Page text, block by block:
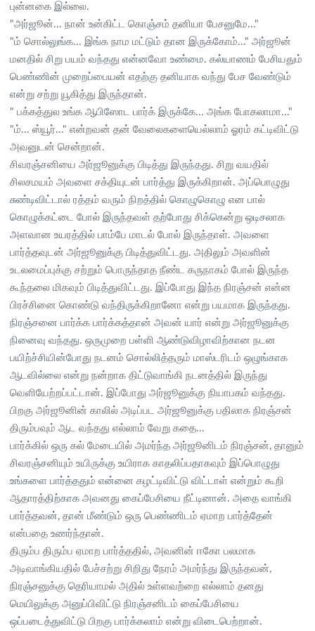
புன்னகை இல்லை.
"அர்ஜூன்... நான் உன்கிட்ட கொஞ்சம் தனியா பேசனுமே..."
"ம் சொல்லுங்க... இங்க நாம மட்டும் தான இருக்கோம்..." அர்ஜூன்
மனதில் சிறு பயம் வந்தது என்னவோ உண்மை. கல்யாணம் பேசியதும்
பெண்ணின் முறைப்பையன் எதற்கு தனியாக வந்து பேச வேண்டும்
என்று சற்று யூகித்து இருந்தான்.
" பக்கத்துல உங்க ஆபிஸோட பார்க் இருக்கே... அங்க போகலாமா..."
"ம்... ஸ்யூர்..." என்றவன் தன் வேலைகளையெல்லாம் ஓரம் கட்டிவிட்டு
அவனுடன் சென்றான்.
சிவரஞ்சனியை அர்ஜூனுக்கு பிடித்து இருந்தது. சிறு வயதில்
சிலசமயம் அவளை சக்தியுடன் பார்த்து இருக்கிறான். அப்பொழுது
சுண்டிவிட்டால் ரத்தம் வரும் நிறத்தில் கொழுகொழு என பால்
கொழுக்கட்டை போல் இருந்தவள் தற்போது சிக்கென்று ஒடிசலாக
அளவான உயரத்தில் பாம்பே மாடல் போல் இருந்தாள். அவளை
பார்த்தவுடன் அர்ஜூனுக்கு பிடித்துவிட்டது. அதிலும் அவளின்
உடலமைப்புக்கு சற்றும் பொருந்தாத நீண்ட கருநாகம் போல் இருந்த
கூந்தலை மிகவும் பிடித்துவிட்டது. இப்போது இந்த நிரஞ்சன் என்ன
பிரச்சினை கொண்டு வந்திருக்கிறானோ என்று பயமாக இருந்தது.
நிரஞ்சனை பார்க்க பார்க்கத்தான் அவன் யார் என்று அர்ஜூனுக்கு
நினைவு வந்தது. ஒருமுறை பள்ளி ஆண்டுவிழாவிற்கான நடன
பயிற்ச்சியின்போது நடனம் சொல்லித்தரும் மாஸ்டரிடம் ஒழுங்காக
ஆடவில்லை என்று நன்றாக திட்டுவாங்கி நடனத்தில் இருந்து
வெளியேற்றப்பட்டான். இப்போது அர்ஜூனுக்கு நியாபகம் வந்தது.
பிறகு அர்ஜூனின் காலில் அடிப்பட அர்ஜூனுக்கு பதிலாக நிரஞ்சன்
திரும்பவும் ஆட வந்தது எல்லாம் வேறு கதை...
பார்க்கில் ஒரு கல் மேடையில் அமர்ந்த அர்ஜூனிடம் நிரஞ்சன், தானும்
சிவரஞ்சனியும் உயிருக்கு உயிராக காதலிப்பதாகவும் இப்பொழுது
உங்களை பார்த்ததும் என்னை கழட்டிவிட்டு விட்டாள் என்றும் கூறி
ஆதாரத்திற்காக அவனது கைப்பேசியை நீட்டினான். அதை வாங்கி
பார்த்தவன், தான் மீண்டும் ஒரு பெண்ணிடம் ஏமாற பார்த்தேன்
என்பதை உணர்ந்தான்.
திரும்ப திரும்ப ஏமாற பார்த்ததில், அவனின் ஈகோ பலமாக
அடிவாங்கியதில் பேச்சற்று சிறிது நேரம் அமர்ந்து இருந்தவன்,
நிரஞ்சனுக்கு தெரியாமல் அதில் உள்ளவற்றை எல்லாம் தனது
மெயிலுக்கு அனுப்பிவிட்டு நிரஞ்சனிடம் கைப்பேசியை
ஒப்படைத்துவிட்டு பிறகு பார்க்கலாம் என்று விடைபெற்றான்.